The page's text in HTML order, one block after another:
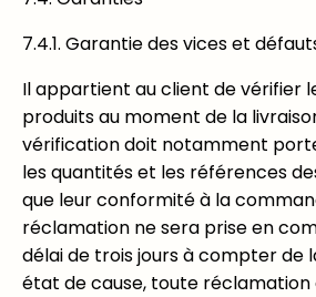
7.4.1. Garantie des vices et
Il appartient au client de vérifier
produits au moment de la
vérification doit notamment
les quantités et les références
que leur conformité à la
réclamation ne sera prise en
délai de trois jours à compter de
état de cause, toute